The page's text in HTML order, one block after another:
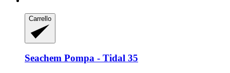
Carrello
Seachem Pompa -​ Tidal 35